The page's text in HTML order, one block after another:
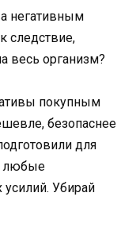
негативным
следствие,
весь организм?
покупным
безопаснее
для
любые
усилий. Убирай